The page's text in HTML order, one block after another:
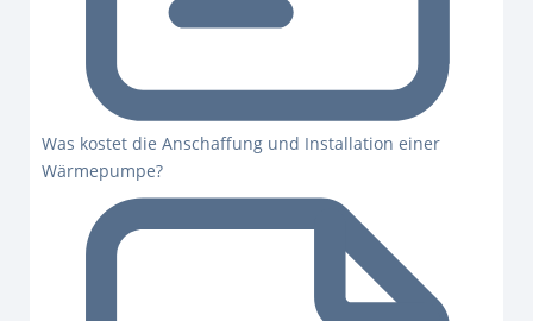
Was kostet die Anschaffung und Installation einer
Wärmepumpe?